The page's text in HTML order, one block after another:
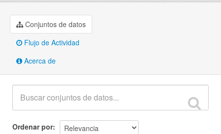
Conjuntos de datos
Flujo de Actividad
Acerca de
Ordenar por